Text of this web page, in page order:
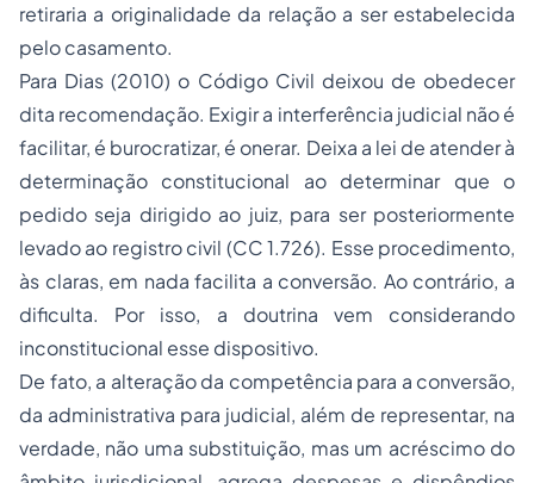
retiraria a originalidade da relação a ser estabelecida
pelo casamento.
Para Dias (2010) o Código Civil deixou de obedecer
dita recomendação. Exigir a interferência judicial não é
facilitar, é burocratizar, é onerar. Deixa a lei de atender à
determinação constitucional ao determinar que o
pedido seja dirigido ao juiz, para ser posteriormente
levado ao registro civil (CC 1.726). Esse procedimento,
às claras, em nada facilita a conversão. Ao contrário, a
dificulta. Por isso, a doutrina vem considerando
inconstitucional esse dispositivo.
De fato, a alteração da competência para a conversão,
da administrativa para judicial, além de representar, na
verdade, não uma substituição, mas um acréscimo do